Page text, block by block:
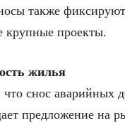
также
крупные проекты.
жилья
снос аварийных
предложение на